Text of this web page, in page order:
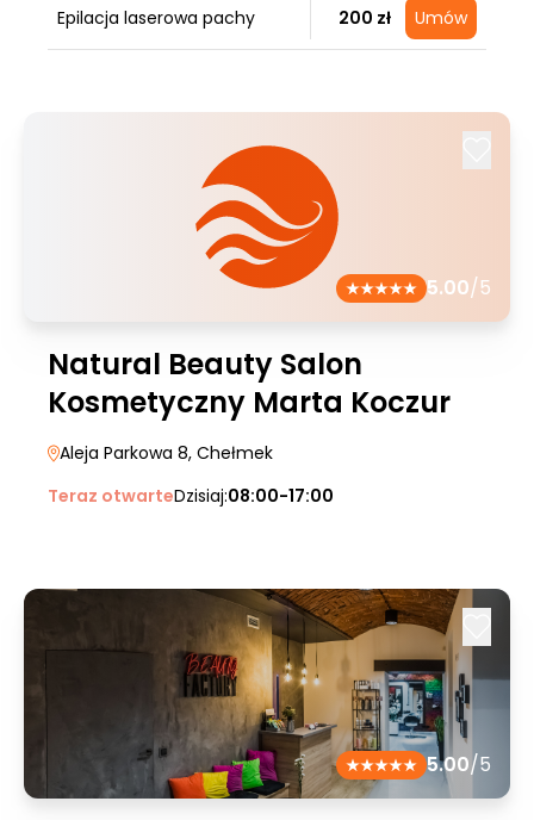
Epilacja laserowa pachy 200 zł Umów
5.00/5
Natural Beauty Salon
Kosmetyczny Marta Koczur
Aleja Parkowa 8, Chełmek
Teraz otwarteDzisiaj:08:00-17:00
5.00/5